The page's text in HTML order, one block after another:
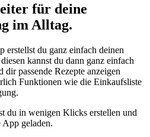
für deine
im Alltag.
erstellst du ganz einfach deinen
kannst du dann ganz einfach
passende Rezepte anzeigen
Funktionen wie die Einkaufsliste
du in wenigen Klicks erstellen und
geladen.